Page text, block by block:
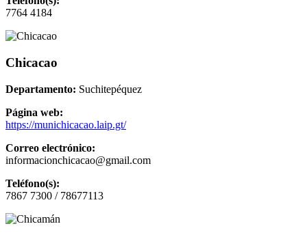
7764 4184
Chicacao
Departamento: Suchitepéquez
Página web:
https://munichicacao.laip.gt/
Correo electrónico:
informacionchicacao@gmail.com
Teléfono(s):
7867 7300 / 78677113